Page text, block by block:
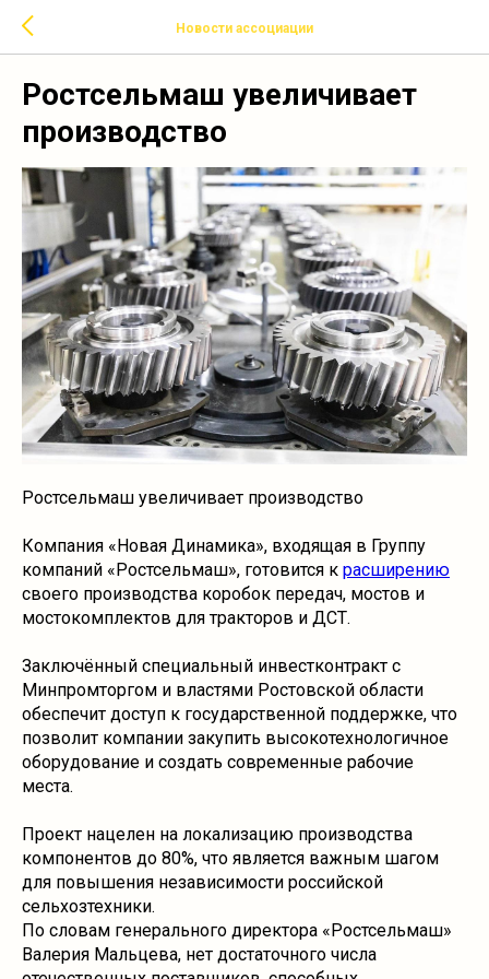
Новости ассоциации
Ростсельмаш увеличивает
производство
Ростсельмаш увеличивает производство
Компания «Новая Динамика», входящая в Группу
компаний «Ростсельмаш», готовится к расширению
своего производства коробок передач, мостов и
мостокомплектов для тракторов и ДСТ.
Заключённый специальный инвестконтракт с
Минпромторгом и властями Ростовской области
обеспечит доступ к государственной поддержке, что
позволит компании закупить высокотехнологичное
оборудование и создать современные рабочие
места.
Проект нацелен на локализацию производства
компонентов до 80%, что является важным шагом
для повышения независимости российской
сельхозтехники.
По словам генерального директора «Ростсельмаш»
Валерия Мальцева, нет достаточного числа